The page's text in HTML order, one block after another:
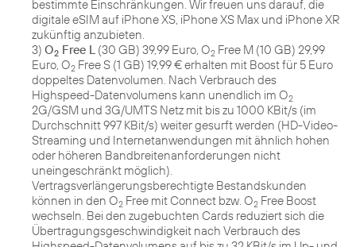
bestimmte Einschränkungen. Wir freuen uns darauf, die
digitale eSIM auf iPhone XS, iPhone XS Max und iPhone XR
zukünftig anzubieten.
3) O2 Free L (30 GB) 39,99 Euro, O2 Free M (10 GB) 29,99
Euro, O2 Free S (1 GB) 19,99 € erhalten mit Boost für 5 Euro
doppeltes Datenvolumen. Nach Verbrauch des
Highspeed-Datenvolumens kann unendlich im O2
2G/GSM und 3G/UMTS Netz mit bis zu 1000 KBit/s (im
Durchschnitt 997 KBit/s) weiter gesurft werden (HD-Video-
Streaming und Internetanwendungen mit ähnlich hohen
oder höheren Bandbreitenanforderungen nicht
uneingeschränkt möglich).
Vertragsverlängerungsberechtigte Bestandskunden
können in den O2 Free mit Connect bzw. O2 Free Boost
wechseln. Bei den zugebuchten Cards reduziert sich die
Übertragungsgeschwindigkeit nach Verbrauch des